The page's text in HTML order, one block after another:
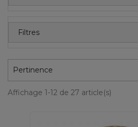
Filtres
Pertinence
Affichage 1-12 de 27 article(s)